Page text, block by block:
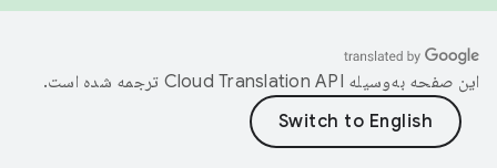
این صفحه به‌وسیله ترجمه شده است.